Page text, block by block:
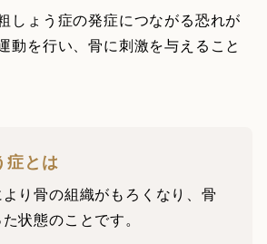
しょう症の発症につながる恐れが
動を行い、骨に刺激を与えること
症とは
り骨の組織がもろくなり、骨
状態のことです。